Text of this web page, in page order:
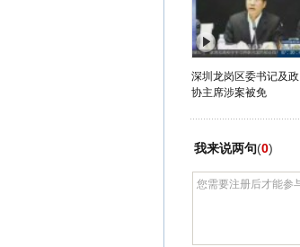
深圳龙岗区委书记及政
协主席涉案被免
我来说两句(0)